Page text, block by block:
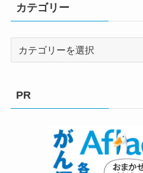
カテゴリー
PR